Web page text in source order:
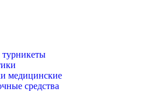
медицинские
средства